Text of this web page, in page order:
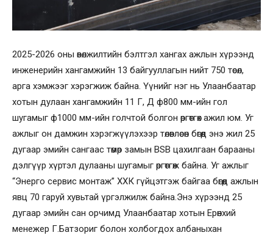
2025-2026 оны өвөлжилтийн бэлтгэл хангах ажлын хүрээнд
инженерийн хангамжийн 13 байгууллагын нийт 750 төсөл,
арга хэмжээг хэрэгжиж байна. Үүнийг нэг нь Улаанбаатар
хотын дулаан хангамжийн 11 Г, Д ф800 мм-ийн гол
шугамыг ф1000 мм-ийн голчтой болгон өргөтгөх ажил юм. Уг
ажлыг он дамжин хэрэгжүүлэхээр төлөвлөсөн бөгөөд энэ жил 25
дугаар эмийн сангаас төмөр замын BSB цахилгаан барааны
дэлгүүр хүртэл дулааны шугамыг өргөтгөж байна. Уг ажлыг
“Энерго сервис монтаж” ХХК гүйцэтгэж байгаа бөгөөд ажлын
явц 70 гаруй хувьтай үргэлжилж байна.Энэ хүрээнд 25
дугаар эмийн сан орчимд Улаанбаатар хотын Ерөнхий
менежер Г.Батзориг болон холбогдох албаныхан